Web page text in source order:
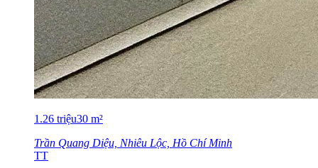
1.26 triệu30 m²
Trần Quang Diệu, Nhiêu Lộc, Hồ Chí Minh
TT